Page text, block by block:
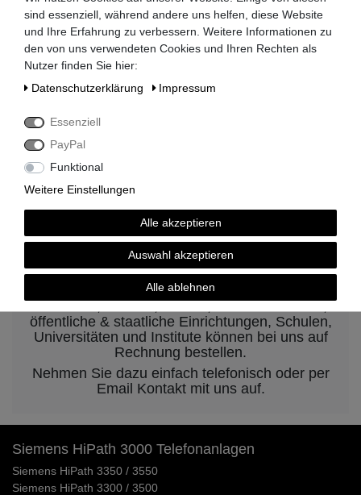
Lieferzeit 2-3 Tage
Rechnungskauf auf Anfrage möglich
Kauf auf Rechnung nach
vorheriger Absprache möglich.
Behörden, Banken, Firmen, Bestandskunden,
öffentliche & staatliche Einrichtungen, Schulen,
Universitäten und Institute können bei uns auf
Rechnung bestellen.
Nehmen Sie dazu einfach telefonisch oder per
Email Kontakt mit uns auf.
Siemens HiPath 3000 Telefonanlagen
Siemens HiPath 3350 / 3550
Siemens HiPath 3300 / 3500
sind essenziell, während andere uns helfen, diese Website
und Ihre Erfahrung zu verbessern. Weitere Informationen zu
den von uns verwendeten Cookies und Ihren Rechten als
Nutzer finden Sie hier:
Daten­schutz­erklärung
Impressum
Essenziell
PayPal
Funktional
Weitere Einstellungen
Alle akzeptieren
Auswahl akzeptieren
Alle ablehnen